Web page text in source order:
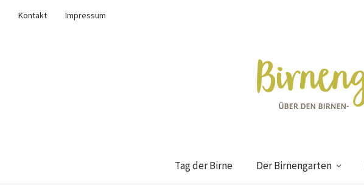
Kontakt
Impressum
Tag der Birne Der Birnengarten